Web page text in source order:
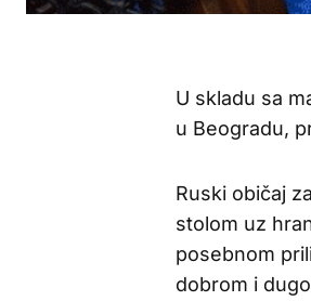
U skladu sa
u Beogradu,
Ruski običaj
stolom uz
posebnom
dobrom i